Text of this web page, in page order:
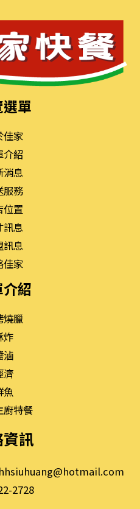
單
佳家
介紹
消息
服務
位置
訊息
訊息
佳家
紹
燒臘
炸
滷
濟
魚
廚特餐
訊
2728